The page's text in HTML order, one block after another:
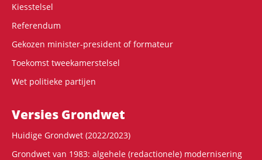
Kiesstelsel
Referendum
Gekozen minister-president of formateur
Toekomst tweekamerstelsel
Wet politieke partijen
Versies Grondwet
Huidige Grondwet (2022/2023)
Grondwet van 1983: algehele (redactionele) modernisering